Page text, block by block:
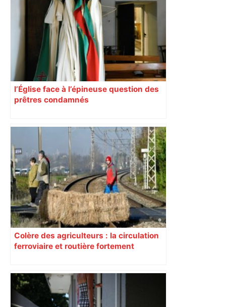
l’Église face à l’épineuse question des
prêtres condamnés
Colère des agriculteurs : la circulation
ferroviaire et routière fortement